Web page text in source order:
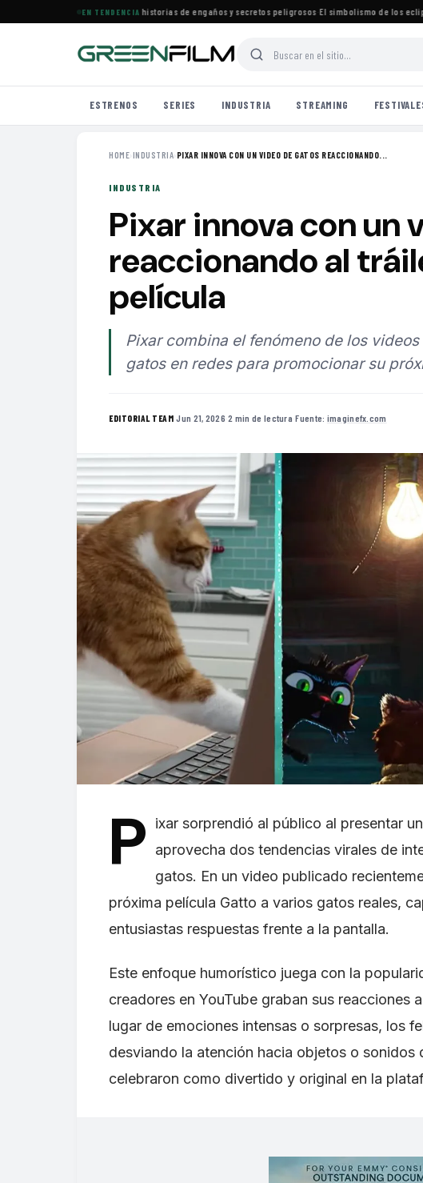
EN TENDENCIA
especial de películas con historias de engaños y secretos peligrosos·El simbolismo de los
ESTRENOS SERIES INDUSTRIA STREAMING
HOME›INDUSTRIA› PIXAR INNOVA CON UN VIDEO DE GATOS REACCIONANDO...
INDUSTRIA
Pixar innova con un
reaccionando al
película
Pixar combina el fenómeno de los
gatos en redes para promocionar su
EDITORIAL TEAM·Jun 21, 2026·2 min de lectura·Fuente: imaginefx.com
P
ixar sorprendió al público al presentar
aprovecha dos tendencias virales de
gatos. En un video publicado
próxima película Gatto a varios gatos reales,
entusiastas respuestas frente a la pantalla.
Este enfoque humorístico juega con la
creadores en YouTube graban sus reacciones
lugar de emociones intensas o sorpresas, los
desviando la atención hacia objetos o sonidos
celebraron como divertido y original en la